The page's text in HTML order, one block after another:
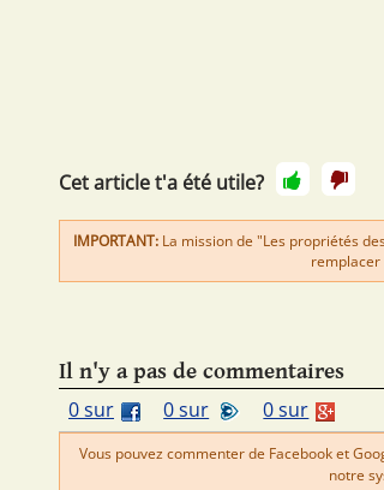
Cet article t'a été utile?
IMPORTANT:La mission de "Les propriétés
remplacer
Il n'y a pas de commentaires
0 sur
0 sur 0 sur
Vous pouvez commenter de Facebook et
notre